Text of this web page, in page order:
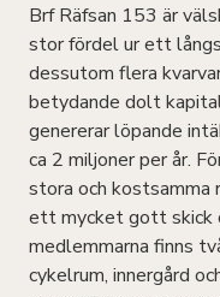
Brf Räfsan 153 är
stor fördel ur ett
dessutom flera
betydande dolt
genererar löpande
ca 2 miljoner per år.
stora och
ett mycket gott skick
medlemmarna finns
cykelrum, innergård